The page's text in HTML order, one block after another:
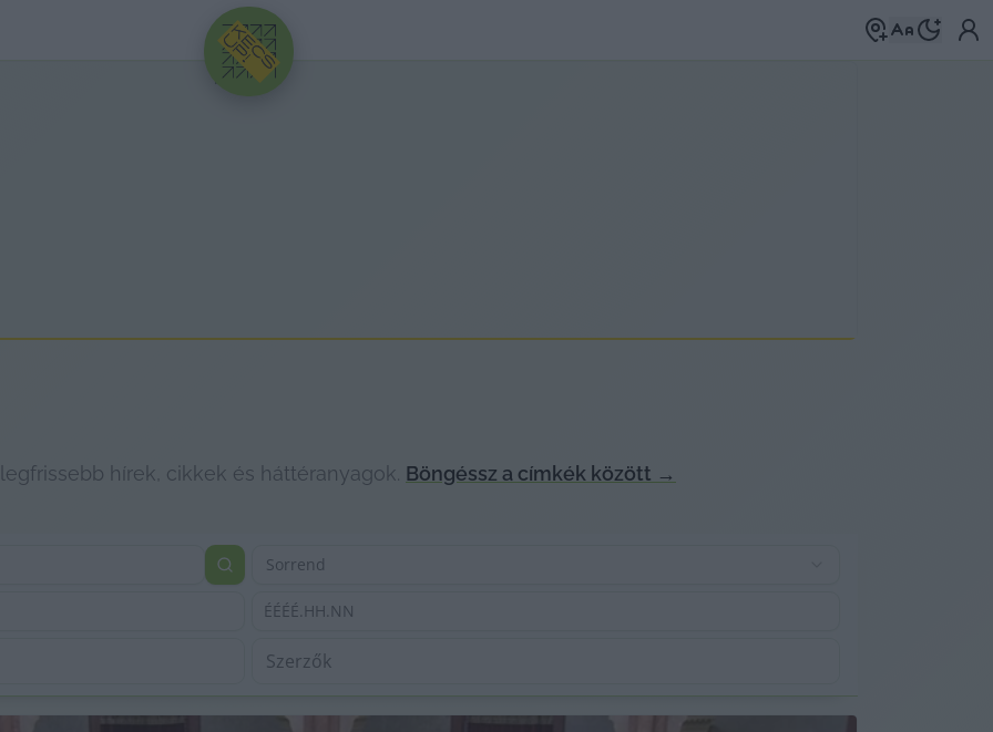
HIRDETÉS
hírek, cikkek és háttéranyagok. Böngéssz a címkék között →
Sorrend
ÉÉÉÉ.HH.NN